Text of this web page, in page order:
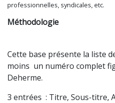
professionnelles, syndicales, etc.
Méthodologie
Cette base présente la liste
moins un numéro complet
Deherme.
3 entrées : Titre, Sous-titre,